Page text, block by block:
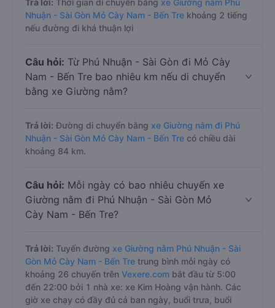
Trả lời: Thời gian di chuyển bằng xe Giường nằm Phú
Nhuận - Sài Gòn Mỏ Cày Nam - Bến Tre khoảng 2 tiếng
nếu đường đi khá thuận lợi
Câu hỏi: Từ Phú Nhuận - Sài Gòn đi Mỏ Cày
Nam - Bến Tre bao nhiêu km nếu di chuyển
bằng xe Giường nằm?
Trả lời: Đường di chuyển bằng xe Giường nằm đi Phú
Nhuận - Sài Gòn Mỏ Cày Nam - Bến Tre có chiều dài
khoảng 84 km.
Câu hỏi: Mỗi ngày có bao nhiêu chuyến xe
Giường nằm đi Phú Nhuận - Sài Gòn Mỏ
Cày Nam - Bến Tre?
Trả lời: Tuyến đường xe Giường nằm Phú Nhuận - Sài
Gòn Mỏ Cày Nam - Bến Tre trung bình mỗi ngày có
khoảng 26 chuyến trên Vexere.com bắt đầu từ 5:00
đến 22:00 bởi 1 nhà xe: xe Kim Hoàng vận hành. Các
giờ xe chạy có đầy đủ cả ban ngày, buổi trưa, buổi